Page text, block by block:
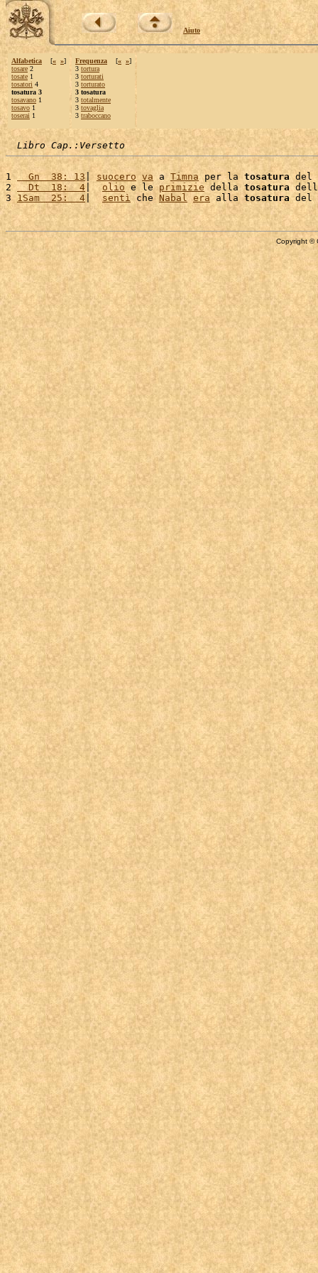
Aiuto
Alfabetica [« »]
tosare 2
tosate 1
tosatori 4
tosatura 3
tosavano 1
tosavo 1
toserai 1
Frequenza [« »]
3 tortura
3 torturati
3 torturato
3 tosatura
3 totalmente
3 tovaglia
3 traboccano
Libro Cap.:Versetto
1
  Gn  38: 13
| suocero va a Timna per la tosatura del
2
  Dt  18:  4
| olio e le primizie della tosatura
3 1Sam  25:  4 | sentì che Nabal era alla tosatura del
Copyright ©